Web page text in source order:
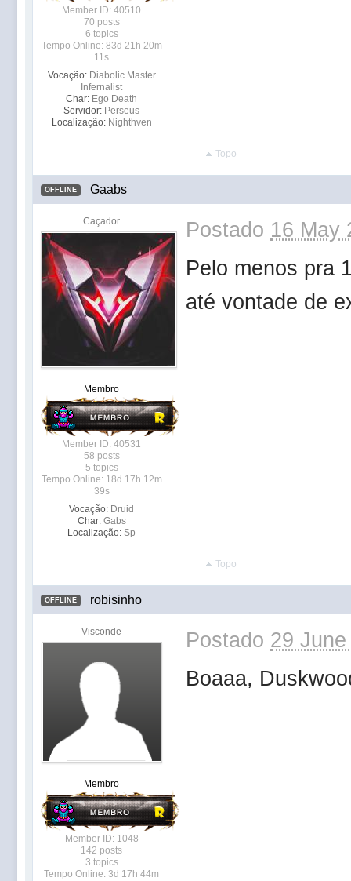
Member ID: 40510
70 posts
6 topics
Tempo Online: 83d 21h 20m
11s
Vocação: Diabolic Master
Infernalist
Char: Ego Death
Servidor: Perseus
Localização: Nighthven
Topo
OFFLINE Gaabs
Caçador
Membro
Member ID: 40531
58 posts
5 topics
Tempo Online: 18d 17h 12m
39s
Vocação: Druid
Char: Gabs
Localização: Sp
Postado 16 May
Pelo menos pra
até vontade de
Topo
OFFLINE robisinho
Visconde
Membro
Member ID: 1048
142 posts
3 topics
Tempo Online: 3d 17h 44m
Postado 29
Boaaa,